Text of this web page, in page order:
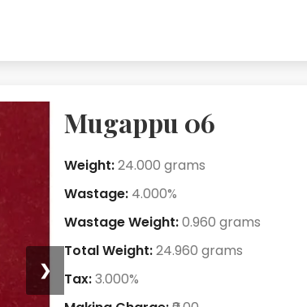
❯
Mugappu 06
Weight:24.000 grams
Wastage:4.000%
Wastage Weight:0.960 grams
Total Weight:24.960 grams
Tax:3.000%